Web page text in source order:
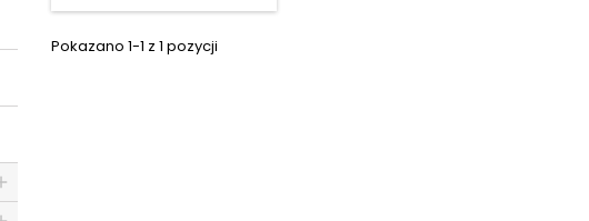
Pokazano 1-1 z 1 pozycji